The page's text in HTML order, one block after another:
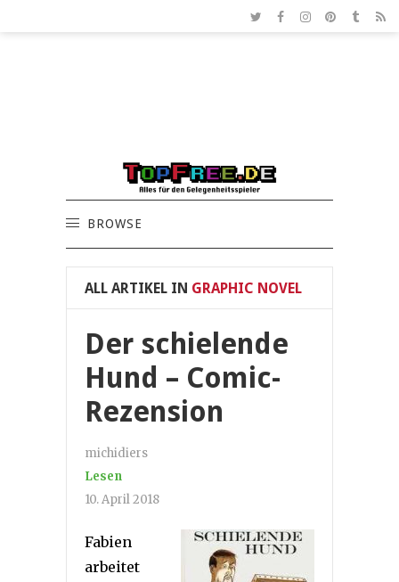
BROWSE
ALL ARTIKEL IN GRAPHIC NOVEL
Der schielende
Hund – Comic-
Rezension
michidiers
Lesen
10. April 2018
Fabien
arbeitet